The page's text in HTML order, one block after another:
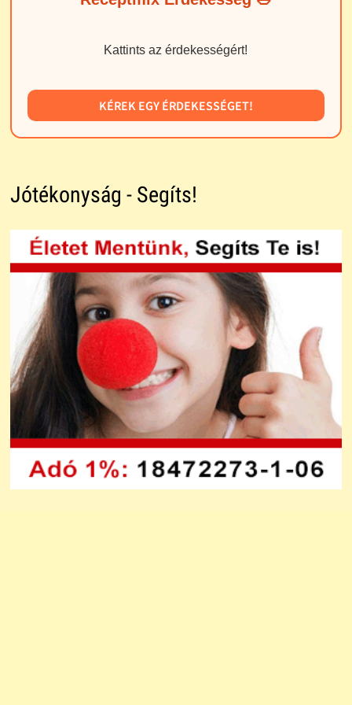
Kattints az érdekességért!
KÉREK EGY ÉRDEKESSÉGET!
Jótékonyság - Segíts!